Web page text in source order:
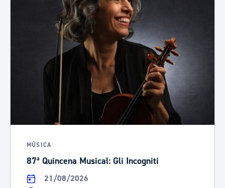
MÚSICA
87ª Quincena Musical: Gli Incogniti
21/08/2026